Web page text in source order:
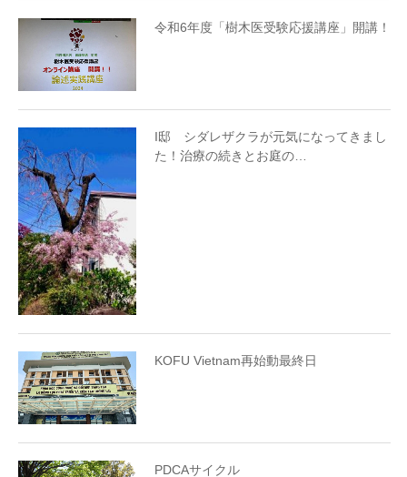
令和6年度「樹木医受験応援講座」開講！
I邸 シダレザクラが元気になってきまし
た！治療の続きとお庭の…
KOFU Vietnam再始動最終日
PDCAサイクル